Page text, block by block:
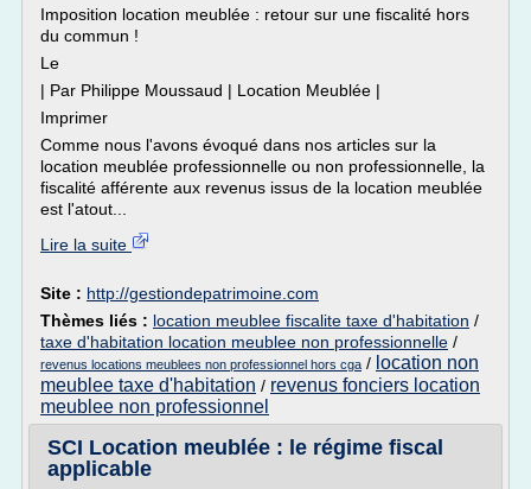
Imposition location meublée : retour sur une fiscalité hors
du commun !
Le
| Par Philippe Moussaud | Location Meublée |
Imprimer
Comme nous l'avons évoqué dans nos articles sur la
location meublée professionnelle ou non professionnelle, la
fiscalité afférente aux revenus issus de la location meublée
est l'atout...
Lire la suite
Site : http://gestiondepatrimoine.com
Thèmes liés : location meublee fiscalite taxe d'habitation /
taxe d'habitation location meublee non professionnelle /
revenus locations meublees non professionnel hors cga / location non
meublee taxe d'habitation / revenus fonciers location
meublee non professionnel
SCI Location meublée : le régime fiscal
applicable